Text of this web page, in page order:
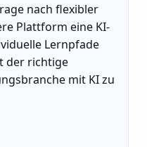
nach flexibler
Plattform eine KI-
Lernpfade
der richtige
mit KI zu